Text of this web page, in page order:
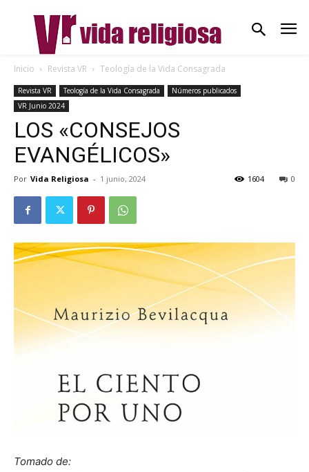
Inicio Revista VR Teología de la Vida Consagrada
Revista VR Teología de la Vida Consagrada
Números publicados
VR Junio 2024
LOS «CONSEJOS
EVANGÉLICOS»
Por Vida Religiosa - 1 junio, 2024 0
1604
Tomado de: